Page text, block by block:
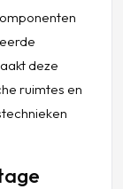
deze
ruimtes en